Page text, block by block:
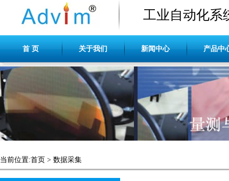
工业自动化系
首 页 关于我们 新闻中心 产品中
当前位置:首页 > 数据采集